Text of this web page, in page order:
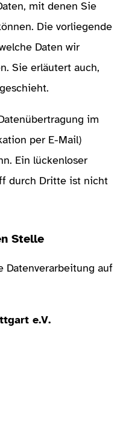
mit denen Sie
Die vorliegende
Daten wir
Sie erläutert auch,
im
per E-Mail)
Ein lückenloser
durch Dritte ist nicht
Stelle
Datenverarbeitung auf
e.V.